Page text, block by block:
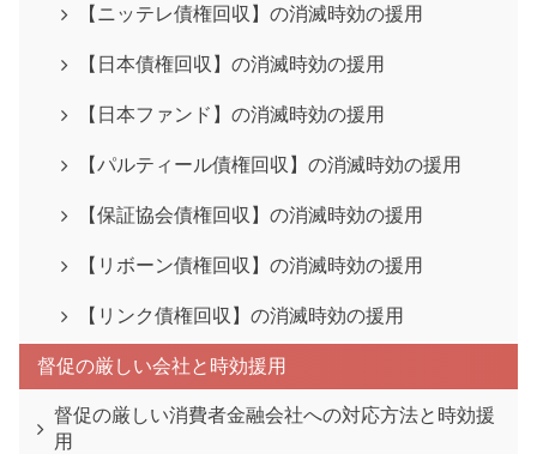
【ニッテレ債権回収】の消滅時効の援用
【日本債権回収】の消滅時効の援用
【日本ファンド】の消滅時効の援用
【パルティール債権回収】の消滅時効の援用
【保証協会債権回収】の消滅時効の援用
【リボーン債権回収】の消滅時効の援用
【リンク債権回収】の消滅時効の援用
督促の厳しい会社と時効援用
督促の厳しい消費者金融会社への対応方法と時効援
用